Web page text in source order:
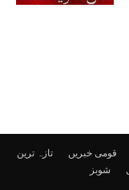
تازہ ترین قومی خبریں
شوبز